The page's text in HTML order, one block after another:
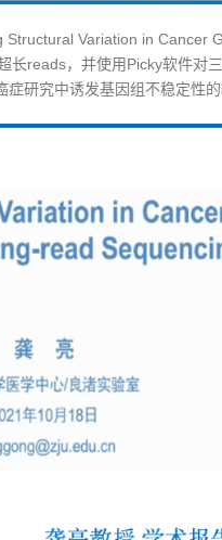
Variation in
reads，并使用Picky软件对
研究中诱发基因组不稳定性